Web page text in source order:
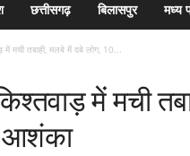
छत्तीसगढ़ बिलासपुर मध्य
मची तबाही, मलबे में दबे लोग, 10...
में मची
आशंका